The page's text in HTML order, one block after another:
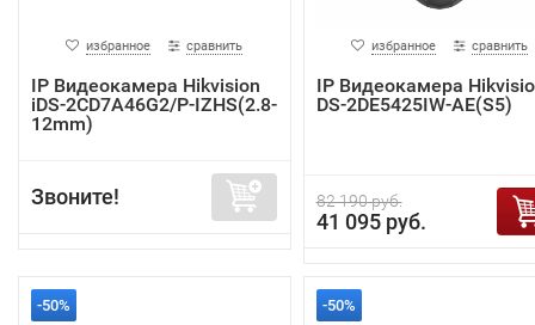
избранное сравнить
IP Видеокамера Hikvision
iDS-2CD7A46G2/P-IZHS(2.8-
12mm)
Звоните!
избранное сравнить
IP Видеокамера
DS-2DE5425IW-AE(S5)
82 190 руб.
41 095 руб.
-50% -50%